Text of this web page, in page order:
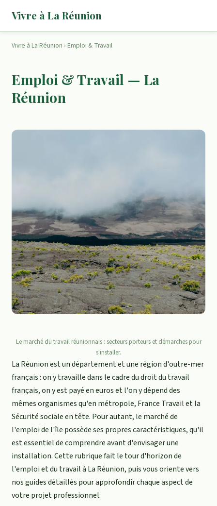
Vivre à La Réunion
Vivre à La Réunion › Emploi & Travail
Emploi & Travail — La
Réunion
Le marché du travail réunionnais : secteurs porteurs et démarches pour
s'installer.
La Réunion est un département et une région d'outre-mer
français : on y travaille dans le cadre du droit du travail
français, on y est payé en euros et l'on y dépend des
mêmes organismes qu'en métropole, France Travail et la
Sécurité sociale en tête. Pour autant, le marché de
l'emploi de l'île possède ses propres caractéristiques, qu'il
est essentiel de comprendre avant d'envisager une
installation. Cette rubrique fait le tour d'horizon de
l'emploi et du travail à La Réunion, puis vous oriente vers
nos guides détaillés pour approfondir chaque aspect de
votre projet professionnel.